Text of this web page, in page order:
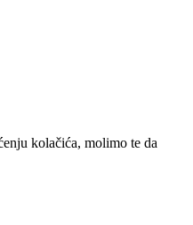
kolačića, molimo te da